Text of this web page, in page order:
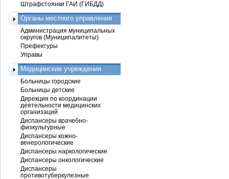
Штрафстоянки ГАИ (ГИБДД)
Органы местного управления
Администрация муниципальных
округов (Муниципалитеты)
Префектуры
Управы
Медицинские учреждения
Больницы городские
Больницы детские
Дирекция по координации
деятельности медицинских
организаций
Диспансеры врачебно-
физкультурные
Диспансеры кожно-
венерологические
Диспансеры наркологические
Диспансеры онкологические
Диспансеры
противотуберкулезные